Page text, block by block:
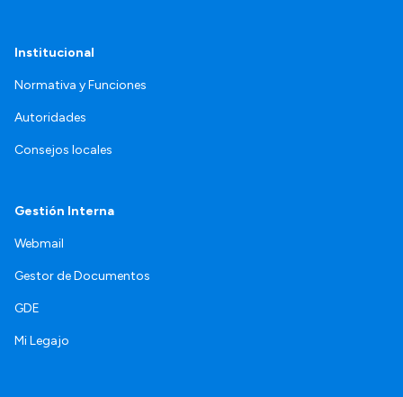
Institucional
Normativa y Funciones
Autoridades
Consejos locales
Gestión Interna
Webmail
Gestor de Documentos
GDE
Mi Legajo